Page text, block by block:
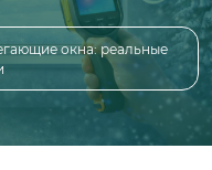
окна: реальные